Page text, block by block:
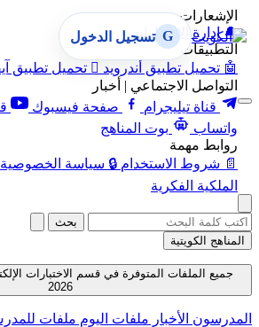
الإشعارات
🔔 إدارة الإشعارات
التطبيقات
🤖 تحميل تطبيق أندرويد  تحميل تطبيق
التواصل الاجتماعي | أخبار
قناة تيليجرام
صفحة فيسبوك
واتساب
بوت المناهج
روابط مهمة
📄 شروط الاستخدام 🔒 سياسة الخصوصية
الملكية الفكرية
G تسجيل الدخول
بحث
المناهج الكويتية
2026
المدرسون الأخبار ملفات اليوم ملفات